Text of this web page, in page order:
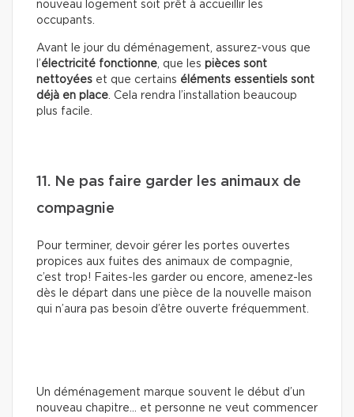
nouveau logement soit prêt à accueillir les
occupants.
Avant le jour du déménagement, assurez-vous que
l’électricité fonctionne, que les pièces sont
nettoyées et que certains éléments essentiels sont
déjà en place. Cela rendra l’installation beaucoup
plus facile.
11. Ne pas faire garder les animaux de
compagnie
Pour terminer, devoir gérer les portes ouvertes
propices aux fuites des animaux de compagnie,
c’est trop! Faites-les garder ou encore, amenez-les
dès le départ dans une pièce de la nouvelle maison
qui n’aura pas besoin d’être ouverte fréquemment.
Un déménagement marque souvent le début d’un
nouveau chapitre… et personne ne veut commencer